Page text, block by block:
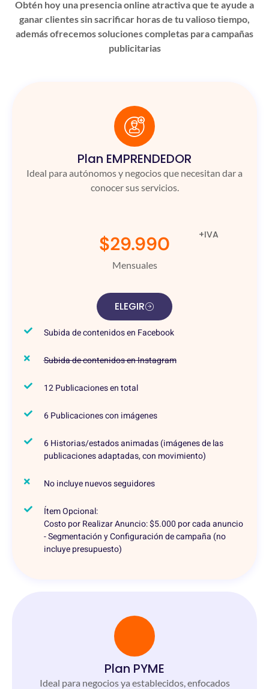
Obtén hoy una presencia online atractiva que te ayude a
ganar clientes sin sacrificar horas de tu valioso tiempo,
además ofrecemos soluciones completas para campañas
publicitarias
Plan EMPRENDEDOR
Ideal para autónomos y negocios que necesitan dar a
conocer sus servicios.
+IVA
$29.990
Mensuales
ELEGIR
Subida de contenidos en Facebook
Subida de contenidos en Instagram
12 Publicaciones en total
6 Publicaciones con imágenes
6 Historias/estados animadas (imágenes de las
publicaciones adaptadas, con movimiento)
No incluye nuevos seguidores
Ítem Opcional:
Costo por Realizar Anuncio: $5.000 por cada anuncio
- Segmentación y Configuración de campaña (no
incluye presupuesto)
Plan PYME
Ideal para negocios ya establecidos, enfocados